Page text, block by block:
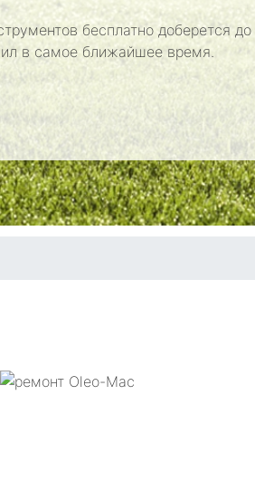
бесплатно доберется до
в самое ближайшее время.